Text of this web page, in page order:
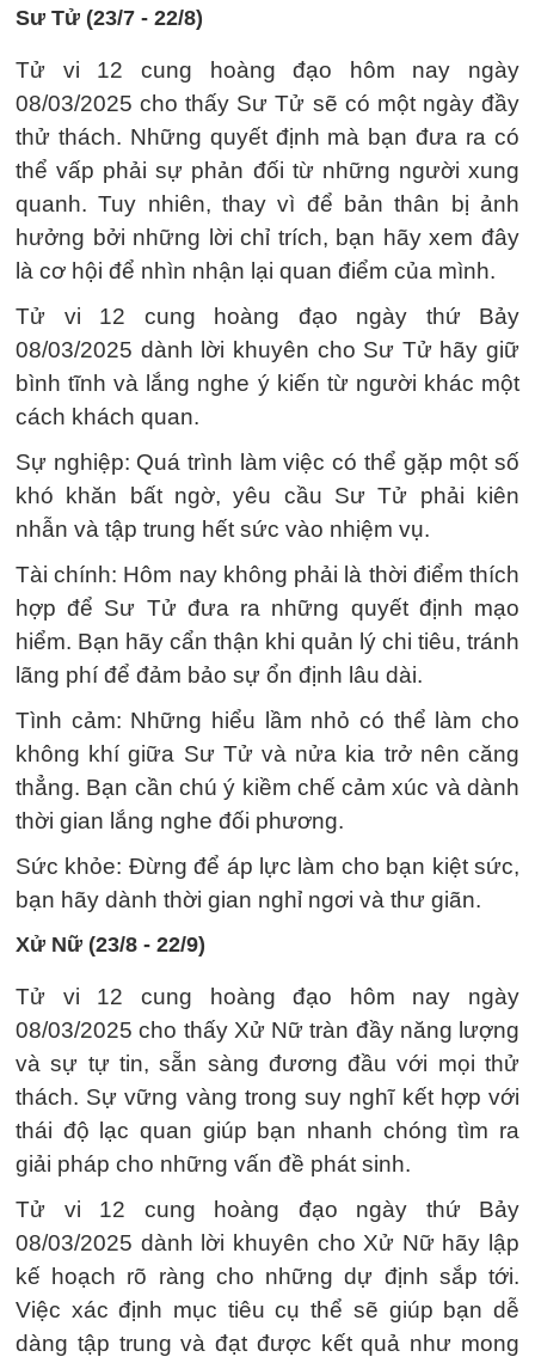
Sư Tử (23/7 - 22/8)
Tử vi 12 cung hoàng đạo hôm nay ngày
08/03/2025 cho thấy Sư Tử sẽ có một ngày đầy
thử thách. Những quyết định mà bạn đưa ra có
thể vấp phải sự phản đối từ những người xung
quanh. Tuy nhiên, thay vì để bản thân bị ảnh
hưởng bởi những lời chỉ trích, bạn hãy xem đây
là cơ hội để nhìn nhận lại quan điểm của mình.
Tử vi 12 cung hoàng đạo ngày thứ Bảy
08/03/2025 dành lời khuyên cho Sư Tử hãy giữ
bình tĩnh và lắng nghe ý kiến từ người khác một
cách khách quan.
Sự nghiệp: Quá trình làm việc có thể gặp một số
khó khăn bất ngờ, yêu cầu Sư Tử phải kiên
nhẫn và tập trung hết sức vào nhiệm vụ.
Tài chính: Hôm nay không phải là thời điểm thích
hợp để Sư Tử đưa ra những quyết định mạo
hiểm. Bạn hãy cẩn thận khi quản lý chi tiêu, tránh
lãng phí để đảm bảo sự ổn định lâu dài.
Tình cảm: Những hiểu lầm nhỏ có thể làm cho
không khí giữa Sư Tử và nửa kia trở nên căng
thẳng. Bạn cần chú ý kiềm chế cảm xúc và dành
thời gian lắng nghe đối phương.
Sức khỏe: Đừng để áp lực làm cho bạn kiệt sức,
bạn hãy dành thời gian nghỉ ngơi và thư giãn.
Xử Nữ (23/8 - 22/9)
Tử vi 12 cung hoàng đạo hôm nay ngày
08/03/2025 cho thấy Xử Nữ tràn đầy năng lượng
và sự tự tin, sẵn sàng đương đầu với mọi thử
thách. Sự vững vàng trong suy nghĩ kết hợp với
thái độ lạc quan giúp bạn nhanh chóng tìm ra
giải pháp cho những vấn đề phát sinh.
Tử vi 12 cung hoàng đạo ngày thứ Bảy
08/03/2025 dành lời khuyên cho Xử Nữ hãy lập
kế hoạch rõ ràng cho những dự định sắp tới.
Việc xác định mục tiêu cụ thể sẽ giúp bạn dễ
dàng tập trung và đạt được kết quả như mong